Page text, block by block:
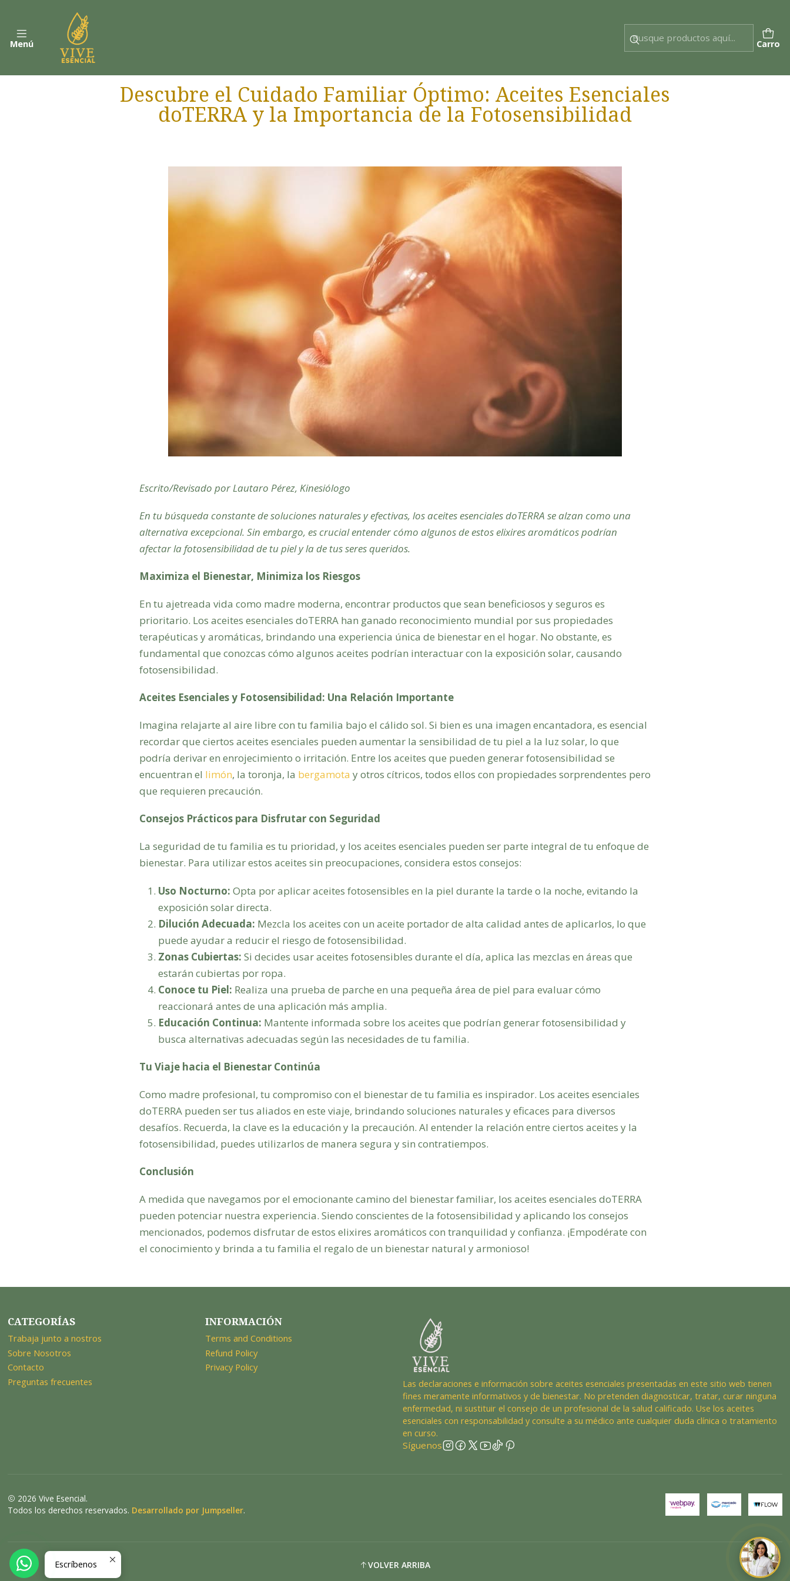
Menú Carro
Descubre el Cuidado Familiar Óptimo: Aceites Esenciales
doTERRA y la Importancia de la Fotosensibilidad
Escrito/Revisado por Lautaro Pérez, Kinesiólogo
En tu búsqueda constante de soluciones naturales y efectivas, los aceites esenciales doTERRA se alzan como una
alternativa excepcional. Sin embargo, es crucial entender cómo algunos de estos elixires aromáticos podrían
afectar la fotosensibilidad de tu piel y la de tus seres queridos.
Maximiza el Bienestar, Minimiza los Riesgos
En tu ajetreada vida como madre moderna, encontrar productos que sean beneficiosos y seguros es
prioritario. Los aceites esenciales doTERRA han ganado reconocimiento mundial por sus propiedades
terapéuticas y aromáticas, brindando una experiencia única de bienestar en el hogar. No obstante, es
fundamental que conozcas cómo algunos aceites podrían interactuar con la exposición solar, causando
fotosensibilidad.
Aceites Esenciales y Fotosensibilidad: Una Relación Importante
Imagina relajarte al aire libre con tu familia bajo el cálido sol. Si bien es una imagen encantadora, es esencial
recordar que ciertos aceites esenciales pueden aumentar la sensibilidad de tu piel a la luz solar, lo que
podría derivar en enrojecimiento o irritación. Entre los aceites que pueden generar fotosensibilidad se
encuentran el limón, la toronja, la bergamota y otros cítricos, todos ellos con propiedades sorprendentes pero
que requieren precaución.
Consejos Prácticos para Disfrutar con Seguridad
La seguridad de tu familia es tu prioridad, y los aceites esenciales pueden ser parte integral de tu enfoque de
bienestar. Para utilizar estos aceites sin preocupaciones, considera estos consejos:
Uso Nocturno: Opta por aplicar aceites fotosensibles en la piel durante la tarde o la noche, evitando la
exposición solar directa.
Dilución Adecuada: Mezcla los aceites con un aceite portador de alta calidad antes de aplicarlos, lo que
puede ayudar a reducir el riesgo de fotosensibilidad.
Zonas Cubiertas: Si decides usar aceites fotosensibles durante el día, aplica las mezclas en áreas que
estarán cubiertas por ropa.
Conoce tu Piel: Realiza una prueba de parche en una pequeña área de piel para evaluar cómo
reaccionará antes de una aplicación más amplia.
Educación Continua: Mantente informada sobre los aceites que podrían generar fotosensibilidad y
busca alternativas adecuadas según las necesidades de tu familia.
Tu Viaje hacia el Bienestar Continúa
Como madre profesional, tu compromiso con el bienestar de tu familia es inspirador. Los aceites esenciales
doTERRA pueden ser tus aliados en este viaje, brindando soluciones naturales y eficaces para diversos
desafíos. Recuerda, la clave es la educación y la precaución. Al entender la relación entre ciertos aceites y la
fotosensibilidad, puedes utilizarlos de manera segura y sin contratiempos.
Conclusión
A medida que navegamos por el emocionante camino del bienestar familiar, los aceites esenciales doTERRA
pueden potenciar nuestra experiencia. Siendo conscientes de la fotosensibilidad y aplicando los consejos
mencionados, podemos disfrutar de estos elixires aromáticos con tranquilidad y confianza. ¡Empodérate con
el conocimiento y brinda a tu familia el regalo de un bienestar natural y armonioso!
CATEGORÍAS
Trabaja junto a nostros
Sobre Nosotros
Contacto
Preguntas frecuentes
INFORMACIÓN
Terms and Conditions
Refund Policy
Privacy Policy
Las declaraciones e información sobre aceites esenciales presentadas en este sitio web tienen
fines meramente informativos y de bienestar. No pretenden diagnosticar, tratar, curar ninguna
enfermedad, ni sustituir el consejo de un profesional de la salud calificado. Use los aceites
esenciales con responsabilidad y consulte a su médico ante cualquier duda clínica o tratamiento
en curso.
Síguenos
2026 Vive Esencial.
Todos los derechos reservados. Desarrollado por Jumpseller.
VOLVER ARRIBA
Escríbenos
Experta en bienestar